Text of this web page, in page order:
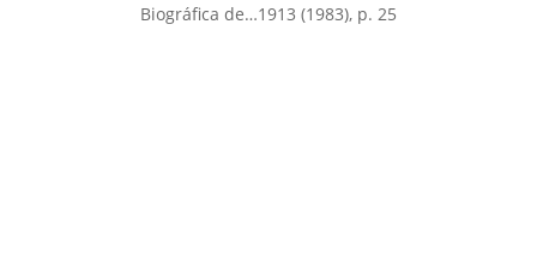
Biográfica de…1913 (1983), p. 25